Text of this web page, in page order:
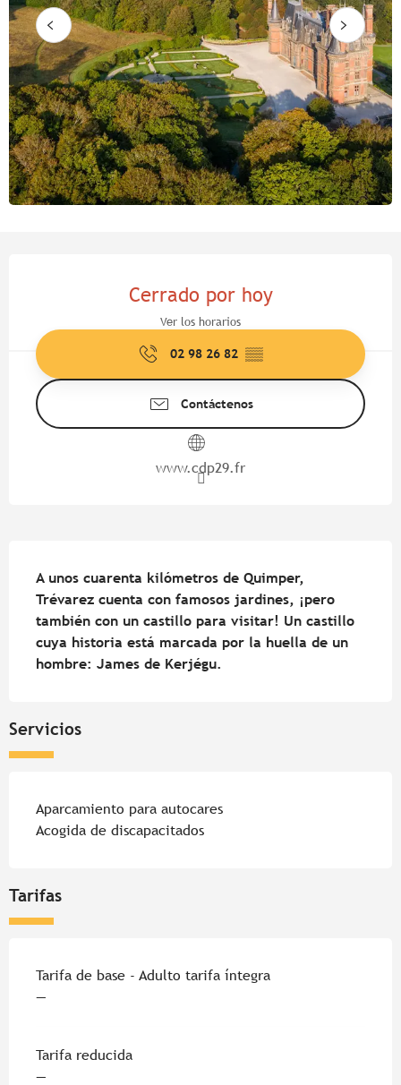
Cerrado por hoy
Ver los horarios
02 98 26 82 ▒▒
Contáctenos
www.cdp29.fr
A unos cuarenta kilómetros de Quimper,
Trévarez cuenta con famosos jardines, ¡pero
también con un castillo para visitar! Un castillo
cuya historia está marcada por la huella de un
hombre: James de Kerjégu.
Servicios
Aparcamiento para autocares
Acogida de discapacitados
Tarifas
Tarifa de base - Adulto tarifa íntegra
—
Tarifa reducida
—